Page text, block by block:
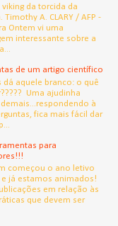
viking da torcida da
Timothy A. CLARY / AFP -
Ontem vi uma
interessante sobre a
de um artigo científico
dá aquele branco: o quê
Uma ajudinha
à
fica mais fácil dar
para
começou o ano letivo
e já estamos animados!
em relação às
que devem ser